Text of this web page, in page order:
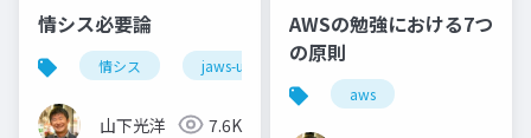
情シス必要論
情シス jaws-ug aws
山下光洋 7.6K
AWSの勉強における7つ
の原則
aws